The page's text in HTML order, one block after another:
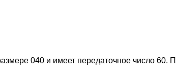
040 и имеет передаточное число